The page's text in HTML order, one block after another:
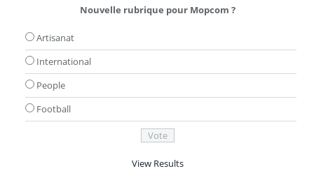
Nouvelle rubrique pour Mopcom ?
Artisanat
International
People
Football
View Results